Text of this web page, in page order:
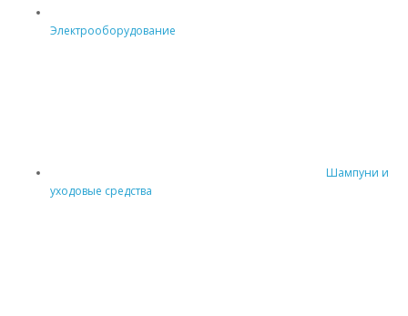
Электрооборудование
Шампуни и
уходовые средства